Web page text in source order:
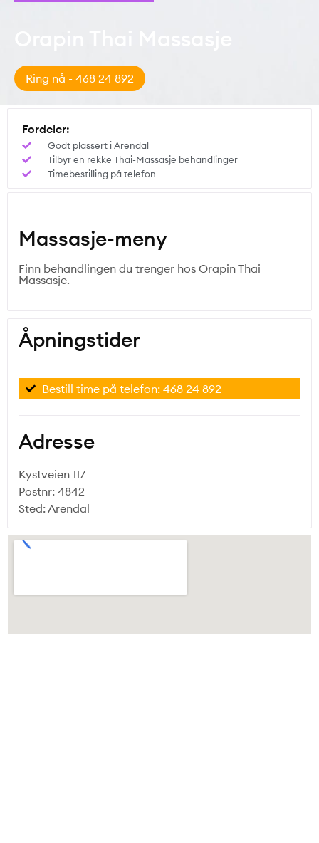
Ring nå - 468 24 892
Fordeler:
Godt plassert i Arendal
Tilbyr en rekke Thai-Massasje behandlinger
Timebestilling på telefon
Massasje-meny
Finn behandlingen du trenger hos Orapin Thai
Massasje.
Åpningstider
Bestill time på telefon: 468 24 892
Adresse
Kystveien 117
Postnr: 4842
Sted: Arendal